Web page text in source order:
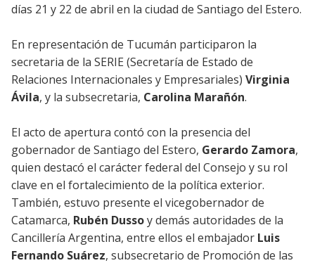
días 21 y 22 de abril en la ciudad de Santiago del Estero.
En representación de Tucumán participaron la
secretaria de la SERIE (Secretaría de Estado de
Relaciones Internacionales y Empresariales) Virginia
Ávila, y la subsecretaria, Carolina Marañón.
El acto de apertura contó con la presencia del
gobernador de Santiago del Estero, Gerardo Zamora,
quien destacó el carácter federal del Consejo y su rol
clave en el fortalecimiento de la política exterior.
También, estuvo presente el vicegobernador de
Catamarca, Rubén Dussoy demás autoridades de la
Cancillería Argentina, entre ellos el embajador Luis
Fernando Suárez, subsecretario de Promoción de las